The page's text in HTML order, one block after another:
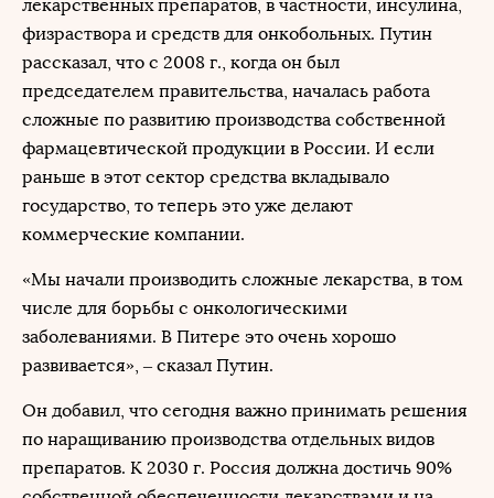
лекарственных препаратов, в частности, инсулина,
физраствора и средств для онкобольных. Путин
рассказал, что с 2008 г., когда он был
председателем правительства, началась работа
сложные по развитию производства собственной
фармацевтической продукции в России. И если
раньше в этот сектор средства вкладывало
государство, то теперь это уже делают
коммерческие компании.
«Мы начали производить сложные лекарства, в том
числе для борьбы с онкологическими
заболеваниями. В Питере это очень хорошо
развивается», – сказал Путин.
Он добавил, что сегодня важно принимать решения
по наращиванию производства отдельных видов
препаратов. К 2030 г. Россия должна достичь 90%